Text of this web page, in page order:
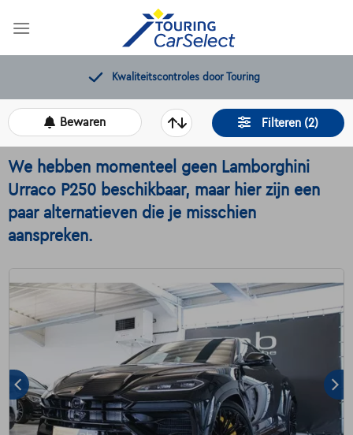
Gratis 12 maanden pechverhelping
Filteren (2)
Bewaren
We hebben momenteel geen Lamborghini
Urraco P250 beschikbaar, maar hier zijn een
paar alternatieven die je misschien
aanspreken.